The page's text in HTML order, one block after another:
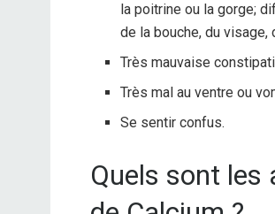
la poitrine ou la gorge;
de la bouche, du visage,
Très mauvaise
Très mal au ventre ou
Se sentir confus.
Quels sont les